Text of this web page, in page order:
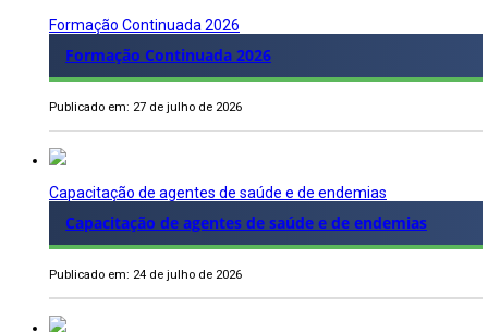
Formação Continuada 2026
Formação Continuada 2026
Publicado em: 27 de julho de 2026
Capacitação de agentes de saúde e de endemias
Capacitação de agentes de saúde e de endemias
Publicado em: 24 de julho de 2026